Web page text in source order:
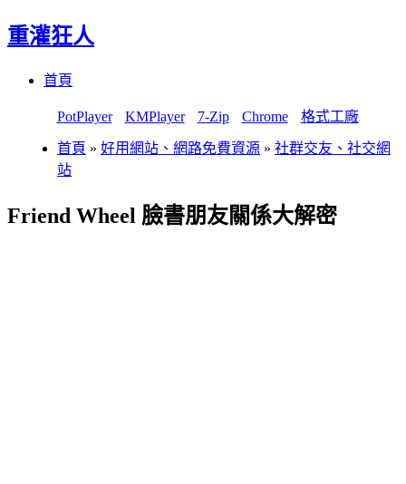
重灌狂人
首頁
PotPlayer KMPlayer 7-Zip Chrome 格式工廠
首頁 » 好用網站、網路免費資源 » 社群交友、社交網
站
Friend Wheel 臉書朋友關係大解密